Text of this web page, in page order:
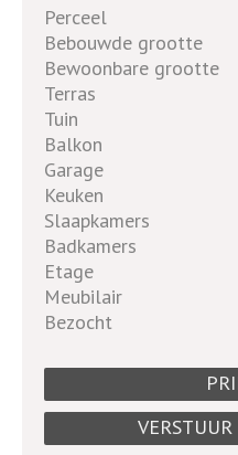
Perceel
Bebouwde grootte
Bewoonbare grootte
Terras
Tuin
Balkon
Garage
Keuken
Slaapkamers
Badkamers
Etage
Meubilair
Bezocht